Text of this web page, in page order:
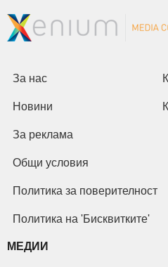
За нас
Новини
За реклама
Общи условия
Политика за поверителност
Политика на 'Бисквитките'
МЕДИИ